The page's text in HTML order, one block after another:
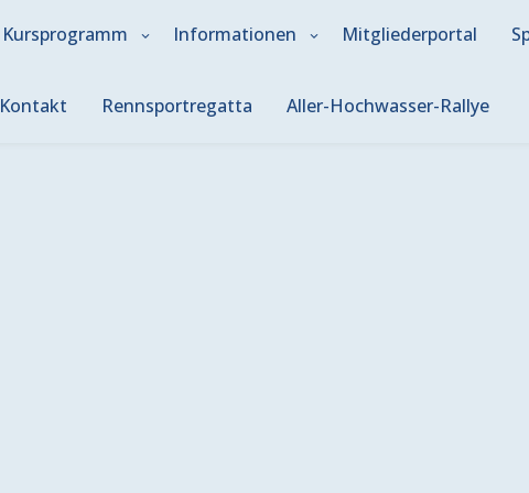
Kursprogramm Informationen Mitgliederportal
Kontakt Rennsportregatta Aller-Hochwasser-Rallye